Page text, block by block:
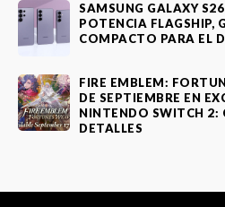
SAMSUNG GALAXY
POTENCIA FLAGSHIP,
COMPACTO PARA EL
FIRE EMBLEM:
DE SEPTIEMBRE EN
NINTENDO SWITCH 2:
DETALLES